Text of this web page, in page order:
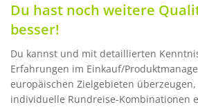
Du hast noch weitere
besser!
Du kannst und mit detaillierten
Erfahrungen im Einkauf/
europäischen Zielgebieten
individuelle Rundreise-Kombinationen